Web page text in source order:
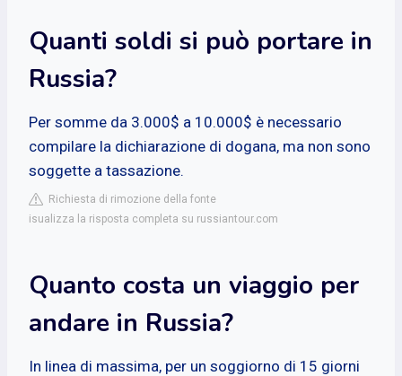
Quanti soldi si può portare in
Russia?
Per somme da 3.000$ a 10.000$ è necessario
compilare la dichiarazione di dogana, ma non sono
soggette a tassazione.
Richiesta di rimozione della fonte
isualizza la risposta completa su russiantour.com
Quanto costa un viaggio per
andare in Russia?
In linea di massima, per un soggiorno di 15 giorni